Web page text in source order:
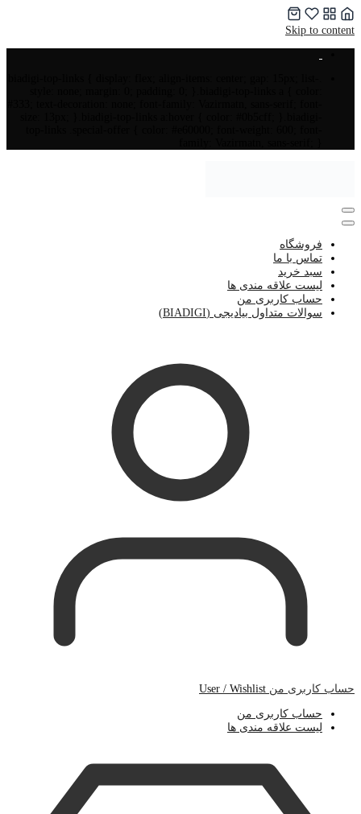
Skip to content
فروشگاه
تماس با ما
سبد خرید
لیست علاقه مندی ها
حساب کاربری من
سوالات متداول بیادیجی (BIADIGI)
حساب کاربری من User / Wishlist
حساب کاربری من
لیست علاقه مندی ها